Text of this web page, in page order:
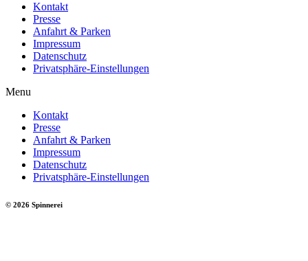
Kontakt
Presse
Anfahrt & Parken
Impressum
Datenschutz
Privatsphäre-Einstellungen
Menu
Kontakt
Presse
Anfahrt & Parken
Impressum
Datenschutz
Privatsphäre-Einstellungen
© 2026 Spinnerei